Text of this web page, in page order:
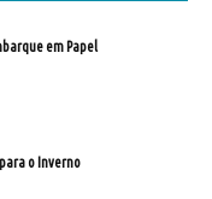
em Papel
o Inverno